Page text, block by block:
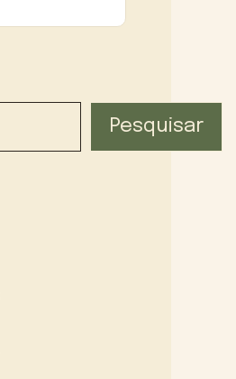
Pesquisar